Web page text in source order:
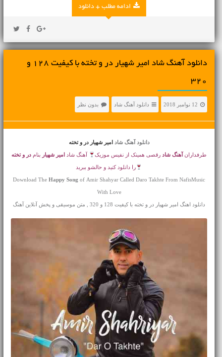
ادامه مطلب + دانلود
دانلود آهنگ شاد امیر شهیار در و تخته با کیفیت 128 و
320
12 نوامبر 2018 دانلود آهنگ شاد بدون نظر
دانلود آهنگ شاد امیر شهیار در و تخته
طرفداران آهنگ شادرقصی همینک از نفیس موزیک آهنگ شاد امیر شهیار بنامدر و تخته
را دانلود کنید و حالشو ببرید
Download TheHappy Song of Amir Shahyar Called Daro Takhte From NafisMusic
With Love
دانلود اهنگ امیر شهیار در و تخته با کیفیت 128 و 320 , متن موسیقی و پخش آنلاین آهنگ